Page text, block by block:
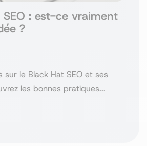
SEO : est-ce vraiment
?
sur le Black Hat SEO et ses
les bonnes pratiques...